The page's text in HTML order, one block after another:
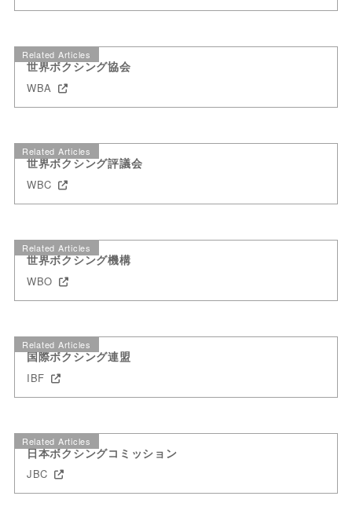
Related Articles
世界ボクシング協会
WBA
Related Articles
世界ボクシング評議会
WBC
Related Articles
世界ボクシング機構
WBO
Related Articles
国際ボクシング連盟
IBF
Related Articles
日本ボクシングコミッション
JBC